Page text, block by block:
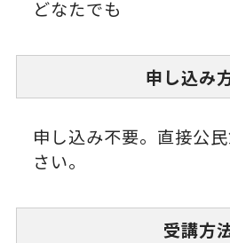
どなたでも
申し込み
申し込み不要。直接公
さい。
受講方